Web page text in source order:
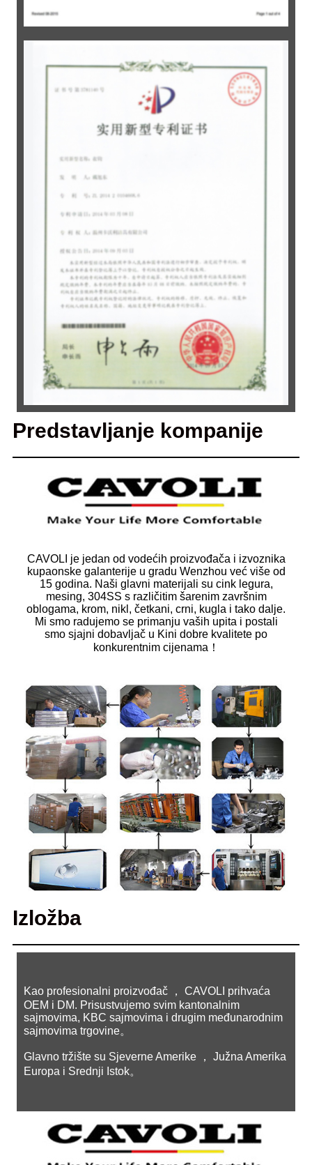
Predstavljanje kompanije
CAVOLI je jedan od vodećih proizvođača i izvoznika
kupaonske galanterije u gradu Wenzhou već više od
15 godina. Naši glavni materijali su cink legura,
mesing, 304SS s različitim šarenim završnim
oblogama, krom, nikl, četkani, crni, kugla i tako dalje.
Mi smo radujemo se primanju vaših upita i postali
smo sjajni dobavljač u Kini dobre kvalitete po
konkurentnim cijenama！
Izložba
Kao profesionalni proizvođač ， CAVOLI prihvaća
OEM i DM. Prisustvujemo svim kantonalnim
sajmovima, KBC sajmovima i drugim međunarodnim
sajmovima trgovine。
Glavno tržište su Sjeverne Amerike ， Južna Amerika
Europa i Srednji Istok。